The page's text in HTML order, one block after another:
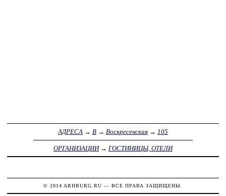
АДРЕСА → В → Воскресенская → 105
ОРГАНИЗАЦИИ→ ГОСТИНИЦЫ, ОТЕЛИ
© 2014 ARHBURG.RU — ВСЕ ПРАВА ЗАЩИЩЕНЫ.